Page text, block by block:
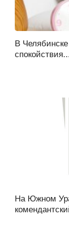
В
На Южном